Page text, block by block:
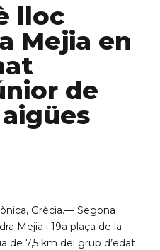
lloc
Mejia en
de
Grècia.— Segona
Mejia i 19a plaça de la
de 7,5 km del grup d’edat